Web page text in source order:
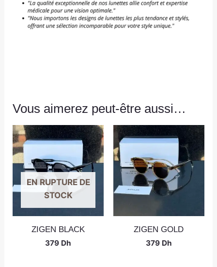
Vous aimerez peut-être aussi…
EN RUPTURE DE
STOCK
ZIGEN BLACK
379 Dh
ZIGEN GOLD
379 Dh